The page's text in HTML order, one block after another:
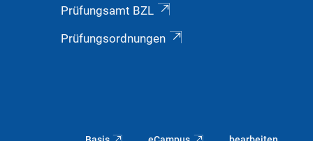
Prüfungsamt BZL
Prüfungsordnungen